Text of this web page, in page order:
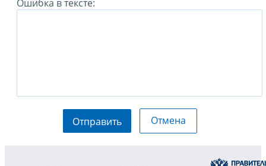
Ошибка в тексте:
Отправить Отмена